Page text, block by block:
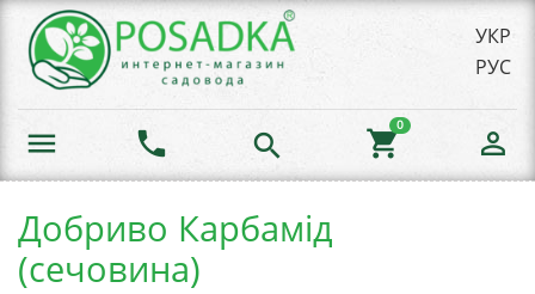
УКР
РУС
menu phone search shopping_cart
0
person_outline
Добриво Карбамід
(сечовина)